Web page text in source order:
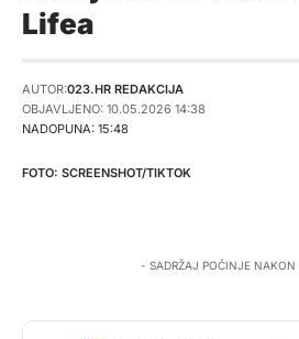
Lifea
NADOPUNA: 15:48
AUTOR:023.HR REDAKCIJA
OBJAVLJENO: 10.05.2026 14:38
SCREENSHOT/TIKTOK
- SADRŽAJ POČINJE NAKON